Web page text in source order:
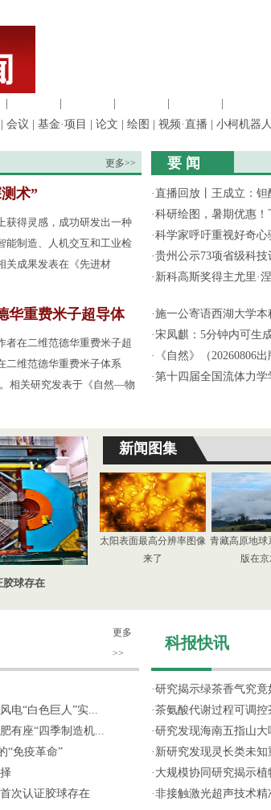
会议 基金·项目 论文 绘图 视频·直播 小柯机器人
更多>>
术”
获得灵感，成功研发出一种
能制造、人机交互和工业检
关成果发表在《先进材
华重费米子超导体
者在二维范德华重费米子超
二维范德华重费米子体系
相关研究发表于《自然—物
要 闻
·直播回放丨王成立：
·科研绘图，暑期优惠！
·科学家呼吁重视好奇
·贵州公示73项省级科
· 新科高斯奖得主尤里·
·施一公寄语西湖大学本
·宋凤麒：5分钟内可生
·
《自然》（20260806
·第十四届全国流体力学
胶球存在
新闻图集
太阳表面最高分辨率图像
来了
青藏高原地球
版在
更多
>>
电“白色巨人”实...
有座“四季制造机...
“免疫革命”
次认证胶球存在
科报快讯
·研究揭示绿茶香气究竟
·茶氨酸代谢过程可调控
·研究发现海南五指山
· 新研究发现灵长类未
· 大规模协同研究揭示
·非接触激光超声技术